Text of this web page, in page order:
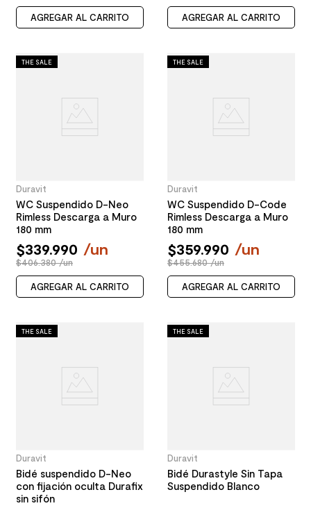
AGREGAR AL CARRITO AGREGAR AL CARRITO
THE SALE
Duravit
WC Suspendido D-Neo
Rimless Descarga a Muro
180 mm
$339.990 /un
$406.380 /un
AGREGAR AL CARRITO
THE SALE
Duravit
WC Suspendido D-Code
Rimless Descarga a Muro
180 mm
$359.990 /un
$455.680 /un
AGREGAR AL CARRITO
THE SALE
Duravit
Bidé suspendido D-Neo
con fijación oculta Durafix
sin sifón
THE SALE
Duravit
Bidé Durastyle Sin Tapa
Suspendido Blanco